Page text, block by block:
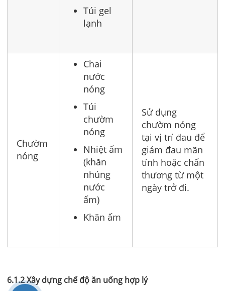
Túi gel
lạnh
Chườm
nóng
Chai
nước
nóng
Túi
chườm
nóng
Nhiệt ẩm
(khăn
nhúng
nước
ấm)
Khăn ấm
Sử dụng
chườm nóng
tại vị trí đau để
giảm đau mãn
tính hoặc chấn
thương từ một
ngày trở đi.
6.1.2 Xây dựng chế độ ăn uống hợp lý